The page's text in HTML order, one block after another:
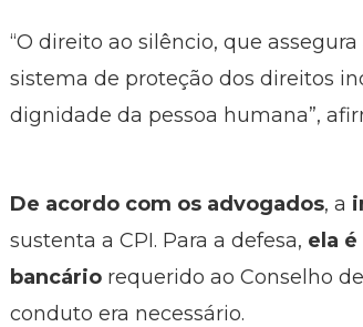
“O direito ao silêncio, que
sistema de proteção dos direitos
dignidade da pessoa humana”,
De acordo com os advogados, a
sustenta a CPI. Para a defesa, ela
bancário requerido ao Conselho
conduto era necessário.